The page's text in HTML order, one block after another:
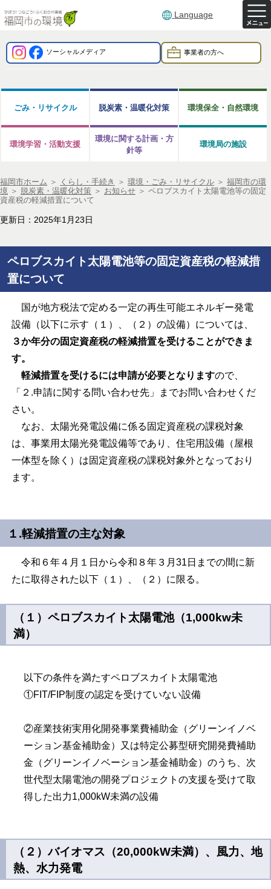
Language
ソーシャルメディア 事業者の方へ
ごみ・リサイクル 脱炭素・温暖化対策 環境保全・自然環境
環境学習・活動支援
環境に関する計画・方
針等
環境局の施設
福岡市ホーム ＞ くらし・手続き ＞ 環境・ごみ・リサイクル ＞ 福岡市の環
境 ＞ 脱炭素・温暖化対策 ＞ お知らせ ＞ ペロブスカイト太陽電池等の固定
資産税の軽減措置について
更新日：2025年1月23日
ペロブスカイト太陽電池等の固定資産税の軽減措
置について
国が地方税法で定める一定の再生可能エネルギー発電
設備（以下に示す（１）、（２）の設備）については
３か年分の固定資産税の軽減措置を受けることができま
す。
軽減措置を受けるには申請が必要となりますので、
「２ .申請に関する問い合わせ先」までお問い合わせくだ
さい。
なお、太陽光発電設備に係る固定資産税の課税対象
は、事業用太陽光発電設備等であり、 住宅用設備（屋根
一体型を除く）は固定資産税の課税対象外となっており
ます。
１ .軽減措置の主な対象
令和６年４月１日から令和８年３月 31 日までの間に新
たに取得された以下（１）、（２）に限る。
（１） ペロブスカイト太陽電池（1,000kw未
満）
以下の条件を満たすペロブスカイト太陽電池
①FIT/FIP制度の認定を受けていない設備
②産業技術実用化開発事業費補助金（グリーンイノベ
ーション基金補助金）又は特定公募型研究開発費補助
金（グリーンイノベーション基金補助金）のうち、次
世代型太陽電池の開発プロジェクトの支援を受けて取
得した出力1,000kW未満の設備
（２）バイオマス（20,000kW未満）、風力、地
熱、水力発電